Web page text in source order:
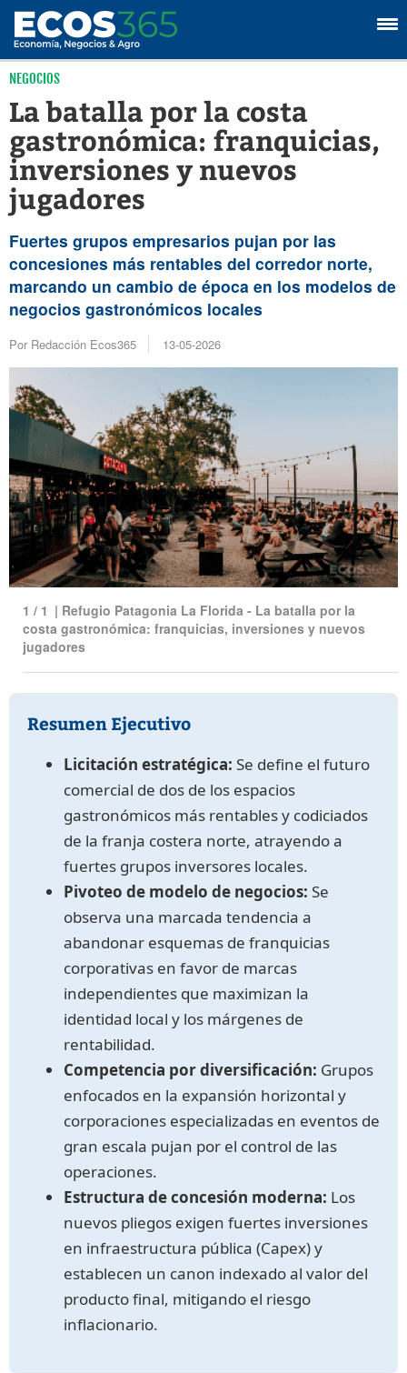
NEGOCIOS
La batalla por la costa
gastronómica: franquicias,
inversiones y nuevos
jugadores
Fuertes grupos empresarios pujan por las
concesiones más rentables del corredor norte,
marcando un cambio de época en los modelos de
negocios gastronómicos locales
Por Redacción Ecos365 13-05-2026
1 / 1 | Refugio Patagonia La Florida - La batalla por la
costa gastronómica: franquicias, inversiones y nuevos
jugadores
Resumen Ejecutivo
Licitación estratégica: Se define el futuro
comercial de dos de los espacios
gastronómicos más rentables y codiciados
de la franja costera norte, atrayendo a
fuertes grupos inversores locales.
Pivoteo de modelo de negocios: Se
observa una marcada tendencia a
abandonar esquemas de franquicias
corporativas en favor de marcas
independientes que maximizan la
identidad local y los márgenes de
rentabilidad.
Competencia por diversificación: Grupos
enfocados en la expansión horizontal y
corporaciones especializadas en eventos de
gran escala pujan por el control de las
operaciones.
Estructura de concesión moderna: Los
nuevos pliegos exigen fuertes inversiones
en infraestructura pública (Capex) y
establecen un canon indexado al valor del
producto final, mitigando el riesgo
inflacionario.